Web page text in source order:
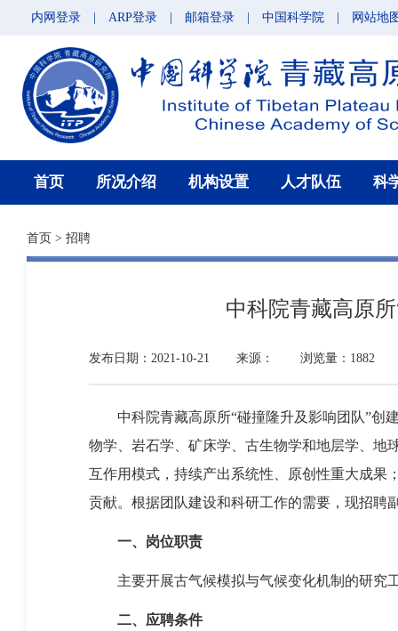
内网登录 ARP登录 邮箱登录 中国科学院 网站地
首页 所况介绍 机构设置 人才队伍 科
首页 > 招聘
中科院青藏高原
发布日期：2021-10-21 来源： 浏览量：1882
中科院青藏高原所“碰撞隆升及影响团队”创
物学、岩石学、矿床学、古生物学和地层学、地
互作用模式，持续产出系统性、原创性重大成果
贡献。根据团队建设和科研工作的需要，现招聘
一、岗位职责
主要开展古气候模拟与气候变化机制的研究
二、应聘条件